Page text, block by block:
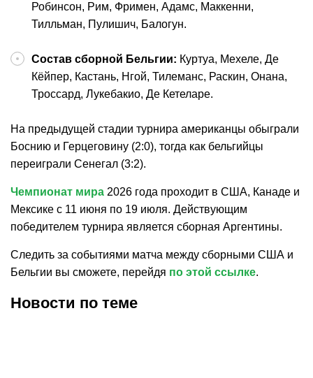
Робинсон, Рим, Фримен, Адамс, Маккенни,
Тилльман, Пулишич, Балогун.
Состав сборной Бельгии: Куртуа, Мехеле, Де
Кёйпер, Кастань, Нгой, Тилеманс, Раскин, Онана,
Троссард, Лукебакио, Де Кетеларе.
На предыдущей стадии турнира американцы обыграли
Боснию и Герцеговину (2:0), тогда как бельгийцы
переиграли Сенегал (3:2).
Чемпионат мира 2026 года проходит в США, Канаде и
Мексике с 11 июня по 19 июля. Действующим
победителем турнира является сборная Аргентины.
Следить за событиями матча между сборными США и
Бельгии вы сможете, перейдя по этой ссылке.
Новости по теме